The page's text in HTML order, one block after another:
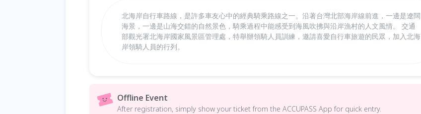
北海岸自行車路線，是許多車友心中的經典騎乘路線之一。沿著台灣北部海岸線前進，一邊是遼闊
海景，一邊是山海交錯的自然景色，騎乘過程中能感受到海風吹拂與沿岸漁村的人文風情。 交通
部觀光署北海岸國家風景區管理處，特舉辦領騎人員訓練，邀請喜愛自行車旅遊的民眾，加入北海
岸領騎人員的行列。
Offline Event
After registration, simply show your ticket from the ACCUPASS App for quick entry.